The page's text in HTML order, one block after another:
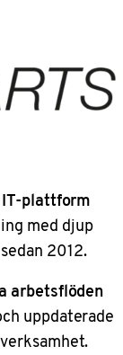
plattform
med djup
2012.
arbetsflöden
uppdaterade